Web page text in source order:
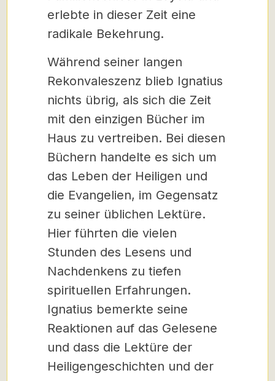
erlebte in dieser Zeit eine
radikale Bekehrung.
Während seiner langen
Rekonvaleszenz blieb Ignatius
nichts übrig, als sich die Zeit
mit den einzigen Bücher im
Haus zu vertreiben. Bei diesen
Büchern handelte es sich um
das Leben der Heiligen und
die Evangelien, im Gegensatz
zu seiner üblichen Lektüre.
Hier führten die vielen
Stunden des Lesens und
Nachdenkens zu tiefen
spirituellen Erfahrungen.
Ignatius bemerkte seine
Reaktionen auf das Gelesene
und dass die Lektüre der
Heiligengeschichten und der